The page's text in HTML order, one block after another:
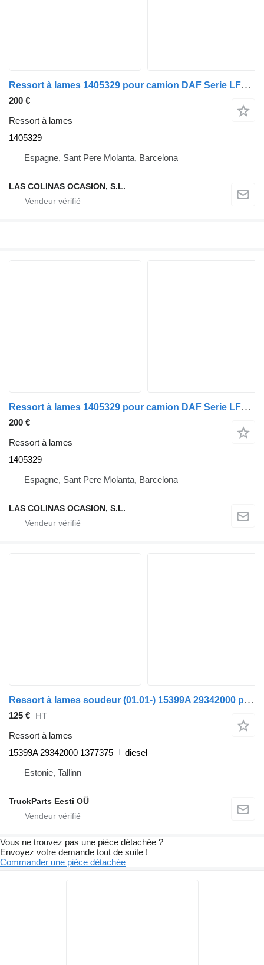
Ressort à lames 1405329 pour camion DAF Serie LF55.XXX desde 06
200 €
Ressort à lames
1405329
Espagne, Sant Pere Molanta, Barcelona
LAS COLINAS OCASION, S.L.
Ressort à lames 1405329 pour camion DAF Serie LF55.XXX desde 06
200 €
Ressort à lames
1405329
Espagne, Sant Pere Molanta, Barcelona
LAS COLINAS OCASION, S.L.
Ressort à lames soudeur (01.01-) 15399A 29342000 pour camion DAF LF45, LF55, LF180, CF65, CF75, CF85 (2001-)
125 € HT
Ressort à lames
15399A 29342000 1377375
diesel
Estonie, Tallinn
TruckParts Eesti OÜ
Vous ne trouvez pas une pièce détachée ?
Envoyez votre demande tout de suite !
Commander une pièce détachée